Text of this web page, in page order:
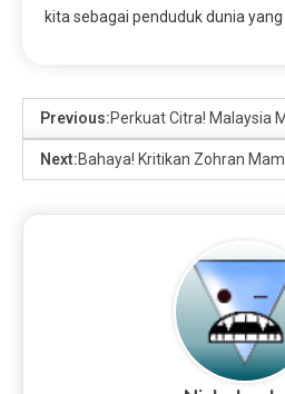
kita sebagai penduduk dunia
Previous:Perkuat Citra! Malaysia
Next:Bahaya! Kritikan Zohran